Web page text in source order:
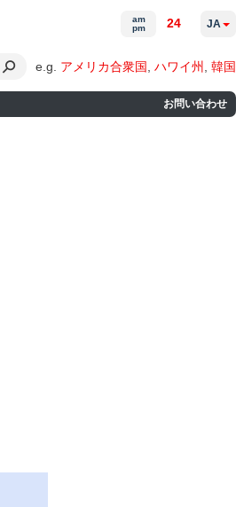
e.g. アメリカ合衆国 ハワイ州 韓国
お問い合わせ
am
pm
24 JA